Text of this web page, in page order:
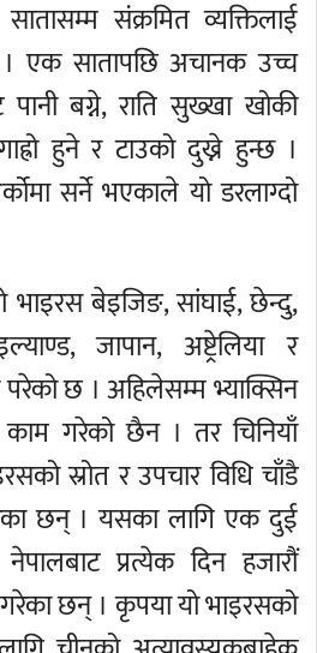
संक्रमित व्यक्तिलाई
एक सातापछि अचानक उच्च
बग्ने, राति सुख्खा खोकी
हुने र टाउको दुख्ने हुन्छ ।
सर्ने भएकाले यो डरलाग्दो
भाइरस बेइजिङ, सांघाई, छेन्दु,
जापान, अष्ट्रेलिया र
छ । अहिलेसम्म भ्याक्सिन
गरेको छैन । तर चिनियाँ
स्रोत र उपचार विधि चाँडै
छन् । यसका लागि एक दुई
प्रत्येक दिन हजारौं
छन् । कृपया यो भाइरसको